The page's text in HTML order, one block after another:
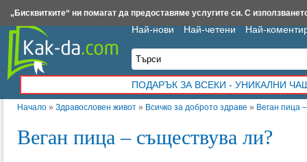
Начало » Здравословен живот » Всичко за доброто здраве » Веган пица
Веган пица – съществува ли?
Най-нови Най-четени Най-
ПОДАРЪК ЗА ВСЕКИ - УНИКАЛНИ
Insert.bg Framar.bg Kak-da.com Iztochnik.com BauBau.bg NewAge.bg
„Бисквитките“ ни помагат да предоставяме услугите си. С